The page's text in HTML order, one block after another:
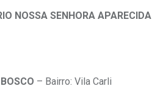
NOSSA SENHORA APARECIDA
– Bairro: Vila Carli